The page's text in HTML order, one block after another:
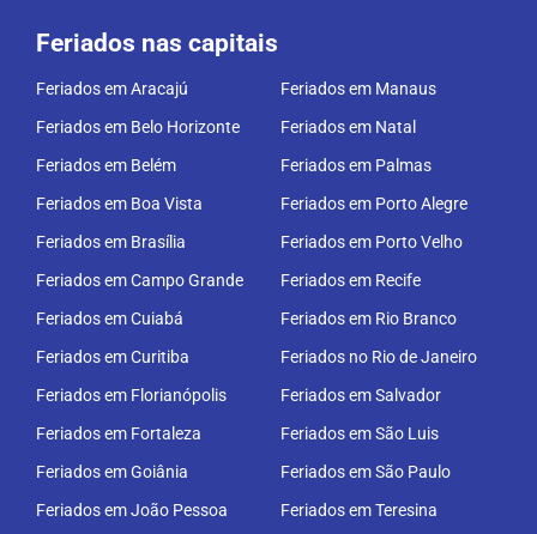
Feriados nas capitais
Feriados em Aracajú
Feriados em Belo Horizonte
Feriados em Belém
Feriados em Boa Vista
Feriados em Brasília
Feriados em Campo Grande
Feriados em Cuiabá
Feriados em Curitiba
Feriados em Florianópolis
Feriados em Fortaleza
Feriados em Goiânia
Feriados em João Pessoa
Feriados em Manaus
Feriados em Natal
Feriados em Palmas
Feriados em Porto Alegre
Feriados em Porto Velho
Feriados em Recife
Feriados em Rio Branco
Feriados no Rio de Janeiro
Feriados em Salvador
Feriados em São Luis
Feriados em São Paulo
Feriados em Teresina